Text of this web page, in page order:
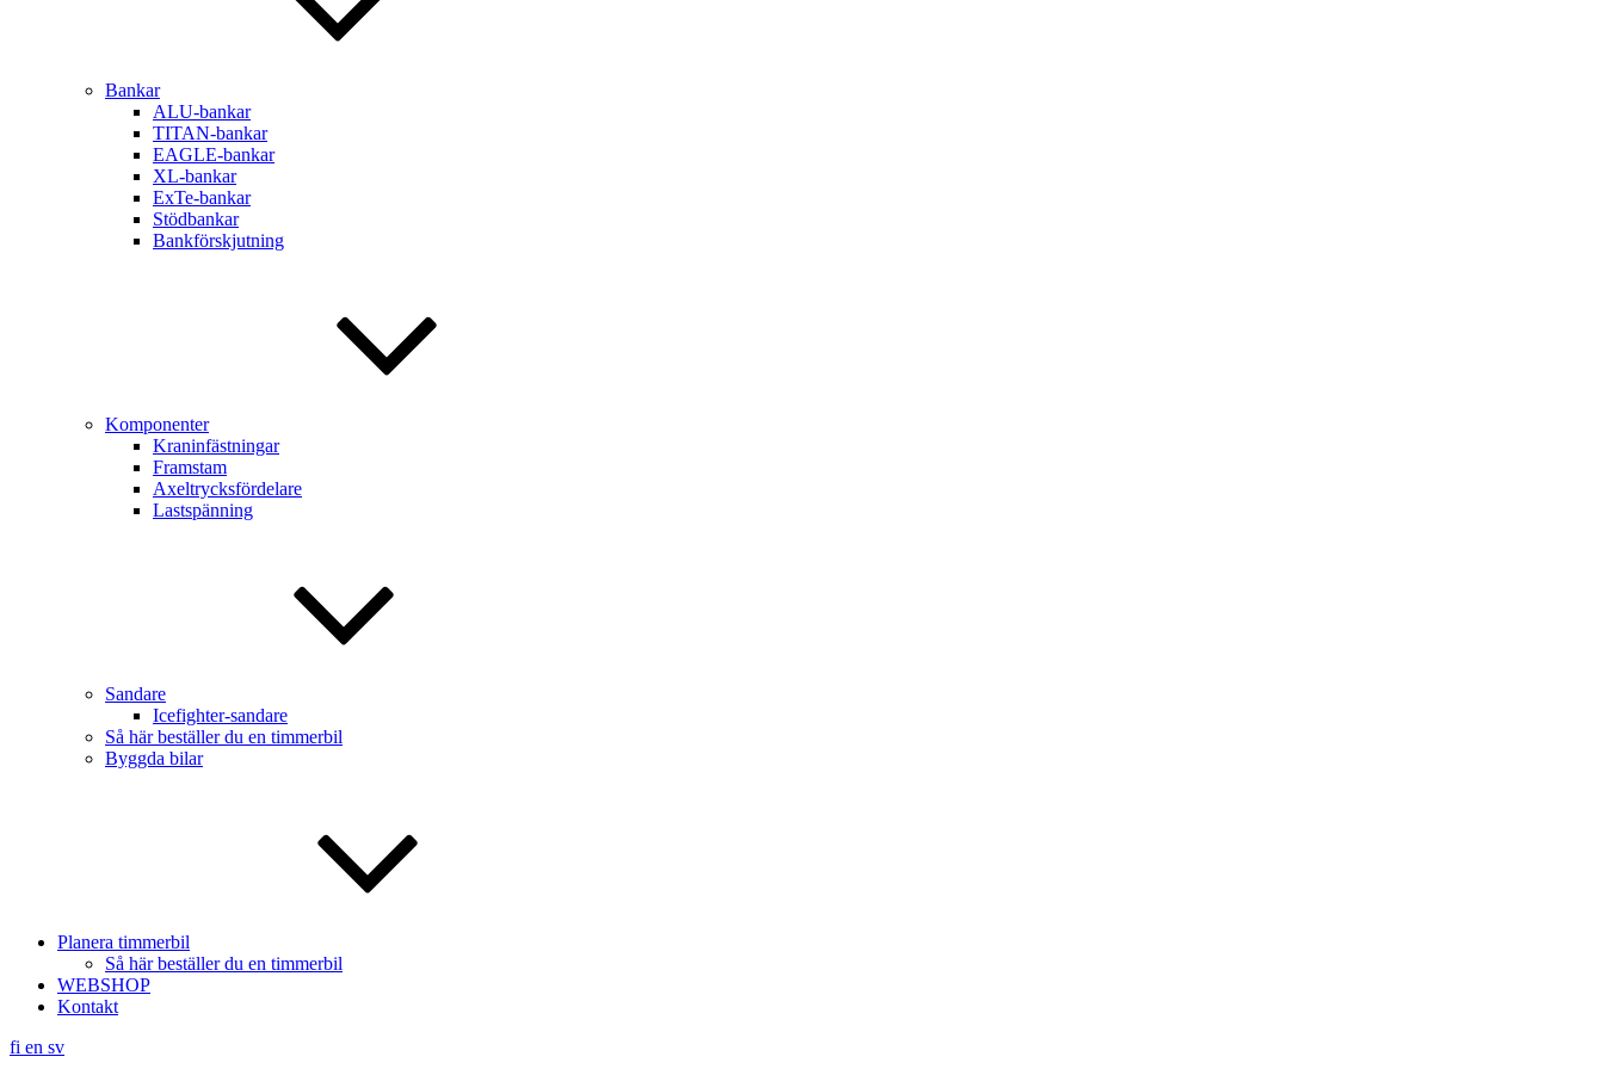
Bankar
ALU-bankar
TITAN-bankar
EAGLE-bankar
XL-bankar
ExTe-bankar
Stödbankar
Bankförskjutning
Komponenter
Kraninfästningar
Framstam
Axeltrycksfördelare
Lastspänning
Sandare
Icefighter-sandare
Så här beställer du en timmerbil
Byggda bilar
Planera timmerbil
Så här beställer du en timmerbil
WEBSHOP
Kontakt
fi en sv